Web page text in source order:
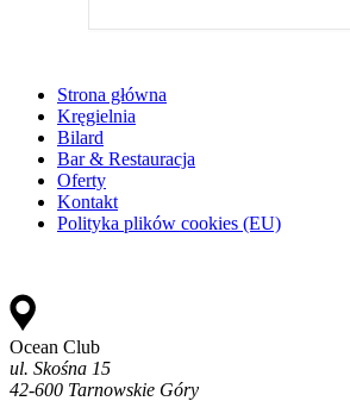
Strona główna
Kręgielnia
Bilard
Bar & Restauracja
Oferty
Kontakt
Polityka plików cookies (EU)
Ocean Club
ul. Skośna 15
42-600 Tarnowskie Góry